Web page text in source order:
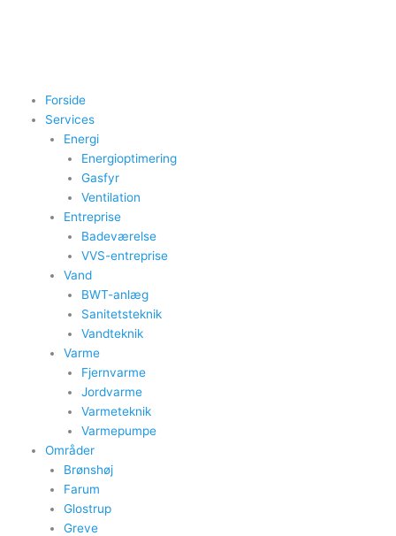
Forside
Services
Energi
Energioptimering
Gasfyr
Ventilation
Entreprise
Badeværelse
VVS-entreprise
Vand
BWT-anlæg
Sanitetsteknik
Vandteknik
Varme
Fjernvarme
Jordvarme
Varmeteknik
Varmepumpe
Områder
Brønshøj
Farum
Glostrup
Greve